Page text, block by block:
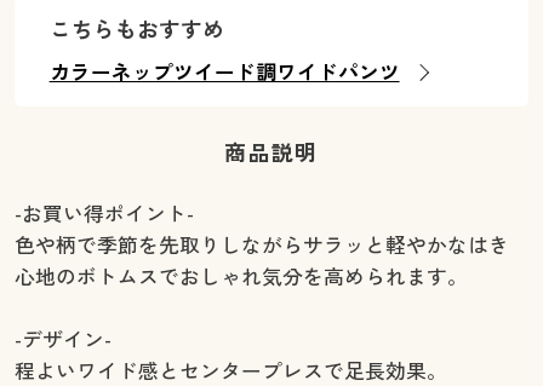
こちらもおすすめ
カラーネップツイード調ワイドパンツ
商品説明
-お買い得ポイント-
色や柄で季節を先取りしながらサラッと軽やかなはき
心地のボトムスでおしゃれ気分を高められます。
-デザイン-
程よいワイド感とセンタープレスで足長効果。